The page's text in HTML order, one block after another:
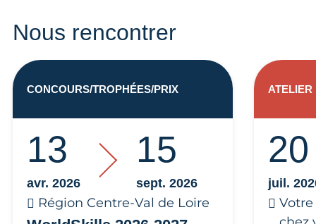
Nous rencontrer
13
avr. 2026
15
sept. 2026
Région Centre-Val de Loire
CONCOURS/TROPHÉES/PRIX
20
juil.
ATELIER